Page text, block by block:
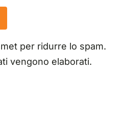
per ridurre lo spam.
vengono elaborati.